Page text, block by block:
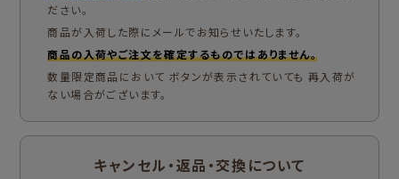
ださい。
商品が入荷した際にメールでお知らせいたします。
商品の入荷やご注文を確定するものではありません。
数量限定商品において ボタンが表示されていても 再入荷が
ない場合がございます。
キャンセル・返品・交換について